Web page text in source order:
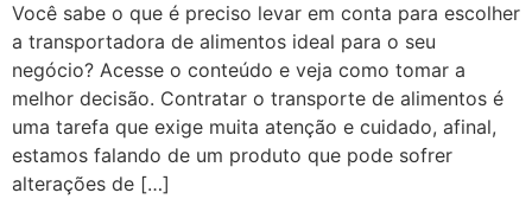
Você sabe o que é preciso levar em conta para escolher
a transportadora de alimentos ideal para o seu
negócio? Acesse o conteúdo e veja como tomar a
melhor decisão. Contratar o transporte de alimentos é
uma tarefa que exige muita atenção e cuidado, afinal,
estamos falando de um produto que pode sofrer
alterações de […]